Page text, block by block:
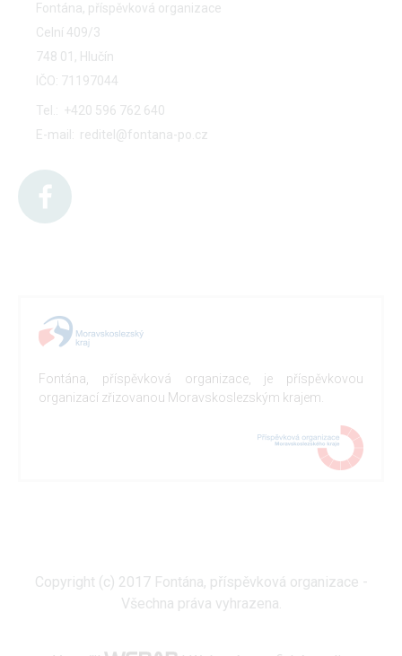
Fontána, příspěvková organizace
Celní 409/3
748 01, Hlučín
IČO: 71197044
Tel.: +420 596 762 640
E-mail: reditel@fontana-po.cz
Fontána, příspěvková organizace, je příspěvkovou
organizací zřizovanou Moravskoslezským krajem.
Copyright (c) 2017 Fontána, příspěvková organizace -
Všechna práva vyhrazena.